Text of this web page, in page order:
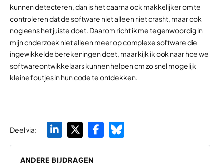
kunnen detecteren, dan is het daarna ook makkelijker om te
controleren dat de software niet alleen niet crasht, maar ook
nog eens het juiste doet. Daarom richt ik me tegenwoordig in
mijn onderzoek niet alleen meer op complexe software die
ingewikkelde berekeningen doet, maar kijk ik ook naar hoe we
softwareontwikkelaars kunnen helpen om zo snel mogelijk
kleine foutjes in hun code te ontdekken.
Deel via:
ANDERE BIJDRAGEN